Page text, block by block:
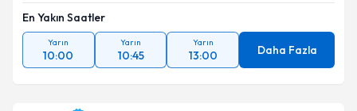
En Yakın Saatler
Yarın
10:00
Yarın
10:45
Yarın
13:00 Daha Fazla